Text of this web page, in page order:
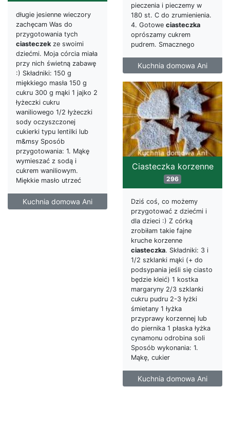
pieczenia i pieczemy w
180 st. C do zrumienienia.
4. Gotowe ciasteczka
oprószamy cukrem
pudrem. Smacznego
Kuchnia domowa Ani
długie jesienne wieczory
zachęcam Was do
przygotowania tych
ciasteczek ze swoimi
dziećmi. Moja córcia miała
przy nich świetną zabawę
:) Składniki: 150 g
miękkiego masła 150 g
cukru 300 g mąki 1 jajko 2
łyżeczki cukru
waniliowego 1/2 łyżeczki
sody oczyszczonej
cukierki typu lentilki lub
m&msy Sposób
przygotowania: 1. Mąkę
wymieszać z sodą i
cukrem waniliowym.
Miękkie masło utrzeć
Kuchnia domowa Ani
Ciasteczka korzenne
296
Dziś coś, co możemy
przygotować z dziećmi i
dla dzieci :) Z córką
zrobiłam takie fajne
kruche korzenne
ciasteczka. Składniki: 3 i
1/2 szklanki mąki (+ do
podsypania jeśli się ciasto
będzie kleić) 1 kostka
margaryny 2/3 szklanki
cukru pudru 2-3 łyżki
śmietany 1 łyżka
przyprawy korzennej lub
do piernika 1 płaska łyżka
cynamonu odrobina soli
Sposób wykonania: 1.
Mąkę, cukier
Kuchnia domowa Ani